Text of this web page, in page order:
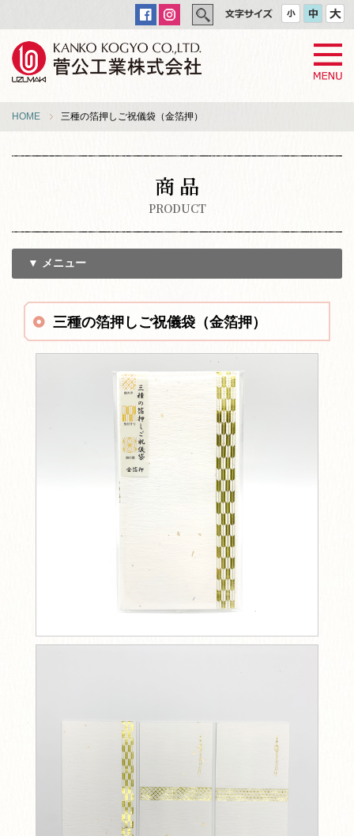
HOME 三種の箔押しご祝儀袋（金箔押）
商 品
PRODUCT
▼ メニュー
三種の箔押しご祝儀袋（金箔押）